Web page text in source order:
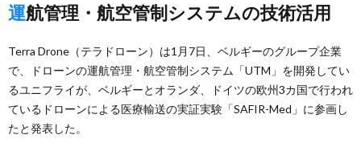
運航管理・航空管制システムの技術活用
Terra Drone（テラドローン）は1月7日、ベルギーのグループ企業
で、ドローンの運航管理・航空管制システム「UTM」を開発してい
るユニフライが、ベルギーとオランダ、ドイツの欧州3カ国で行われ
ているドローンによる医療輸送の実証実験「SAFIR-Med」に参画し
たと発表した。